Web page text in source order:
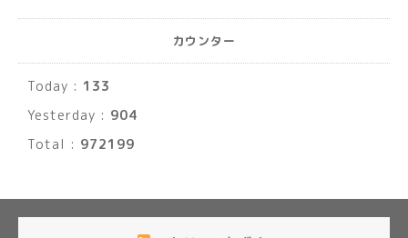
カウンター
Today : 133
Yesterday : 904
Total : 972199